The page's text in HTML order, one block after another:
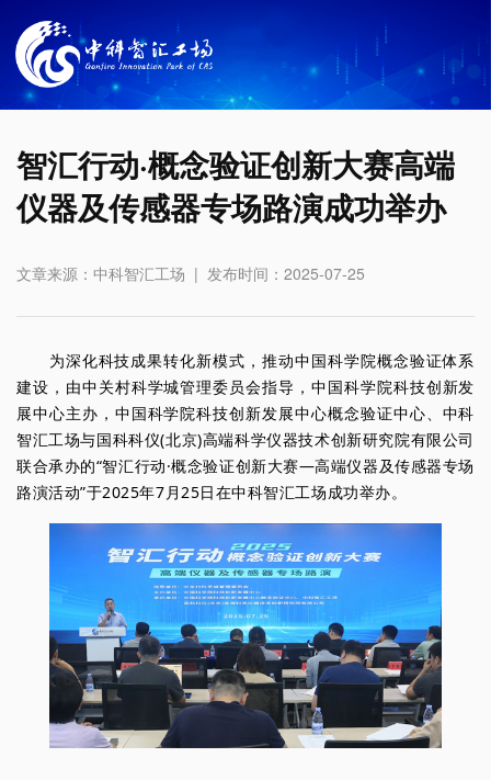
智汇行动·概念验证创新大赛高端
仪器及传感器专场路演成功举办
文章来源：中科智汇工场 | 发布时间：2025-07-25
为深化科技成果转化新模式，推动中国科学院概念验证体系
建设，由中关村科学城管理委员会指导，中国科学院科技创新发
展中心主办，中国科学院科技创新发展中心概念验证中心、中科
智汇工场与国科科仪(北京)高端科学仪器技术创新研究院有限公司
联合承办的“智汇行动·概念验证创新大赛—高端仪器及传感器专场
路演活动”于2025年7月25日在中科智汇工场成功举办。